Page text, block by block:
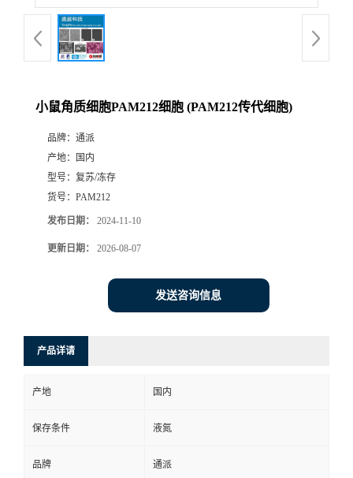
小鼠角质细胞PAM212细胞 (PAM212传代细胞)
品牌： 通派
产地：
国内
型号： 复苏/冻存
货号： PAM212
发布日期： 2024-11-10
更新日期： 2026-08-07
发送咨询信息
产品详请
产地 国内
保存条件 液氮
品牌 通派